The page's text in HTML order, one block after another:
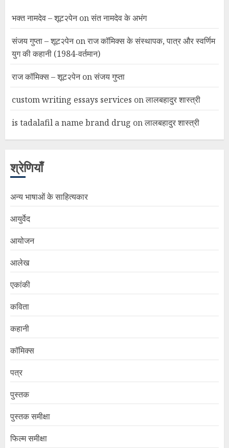
भक्त नामदेव – शूट२पेनonसंत नामदेव के अभंग
संजय गुप्ता – शूट२पेनonराज कॉमिक्स के संस्थापक, पात्र और स्वर्णिम
युग की कहानी (1984-वर्तमान)
राज कॉमिक्स – शूट२पेनonसंजय गुप्ता
custom writing essays services onलालबहादुर शास्त्री
is tadalafil a name brand drug onलालबहादुर शास्त्री
श्रेणियाँ
अन्य भाषाओं के साहित्यकार
आयुर्वेद
आयोजन
आलेख
एकांकी
कविता
कहानी
कॉमिक्स
पत्र
पुस्तक
पुस्तक समीक्षा
फिल्म समीक्षा